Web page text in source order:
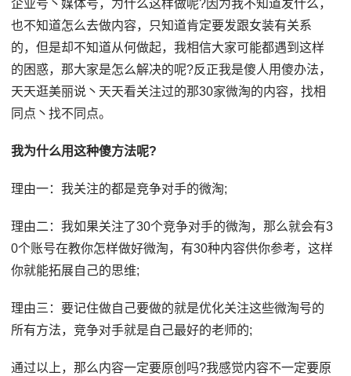
企业号丶媒体号，为什么这样做呢?因为我不知道发什么，
也不知道怎么去做内容，只知道肯定要发跟女装有关系
的，但是却不知道从何做起，我相信大家可能都遇到这样
的困惑，那大家是怎么解决的呢?反正我是傻人用傻办法，
天天逛美丽说丶天天看关注过的那30家微淘的内容，找相
同点丶找不同点。
我为什么用这种傻方法呢?
理由一：我关注的都是竞争对手的微淘;
理由二：我如果关注了30个竞争对手的微淘，那么就会有3
0个账号在教你怎样做好微淘，有30种内容供你参考，这样
你就能拓展自己的思维;
理由三：要记住做自己要做的就是优化关注这些微淘号的
所有方法，竞争对手就是自己最好的老师的;
通过以上，那么内容一定要原创吗?我感觉内容不一定要原